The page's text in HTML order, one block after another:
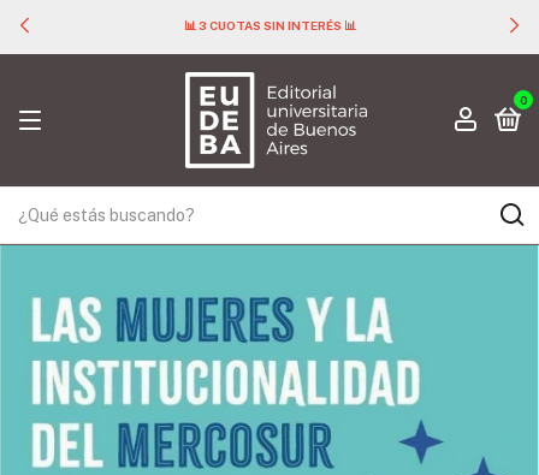
📊 3 CUOTAS SIN INTERÉS 📊
0